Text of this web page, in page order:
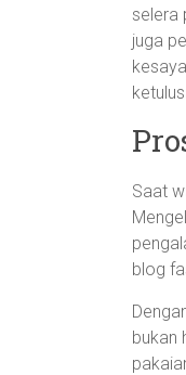
selera
juga
Saat
blog
bukan